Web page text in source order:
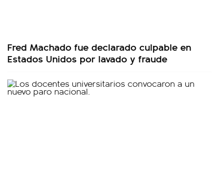
Fred Machado fue declarado culpable en
Estados Unidos por lavado y fraude